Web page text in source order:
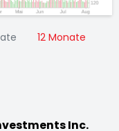
12 Monate
Inc.